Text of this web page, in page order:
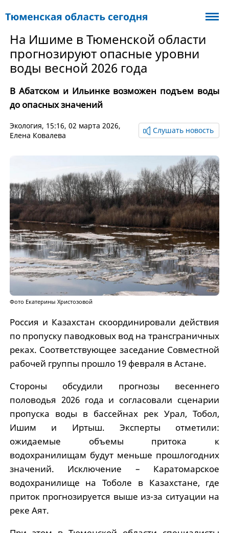
На Ишиме в Тюменской области
прогнозируют опасные уровни
воды весной 2026 года
В Абатском и Ильинке возможен подъем воды
до опасных значений
Экология, 15:16, 02 марта 2026,
Елена Ковалева
Слушать новость
Фото Екатерины Христозовой
Россия и Казахстан скоординировали действия
по пропуску паводковых вод на трансграничных
реках. Соответствующее заседание Совместной
рабочей группы прошло 19 февраля в Астане.
Стороны обсудили прогнозы весеннего
половодья 2026 года и согласовали сценарии
пропуска воды в бассейнах рек Урал, Тобол,
Ишим и Иртыш. Эксперты отметили:
ожидаемые объемы притока к
водохранилищам будут меньше прошлогодних
значений. Исключение – Каратомарское
водохранилище на Тоболе в Казахстане, где
приток прогнозируется выше из-за ситуации на
реке Аят.